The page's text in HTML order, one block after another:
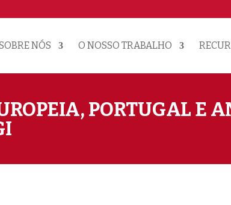
NÓS O NOSSO TRABALHO
PORTUGAL E